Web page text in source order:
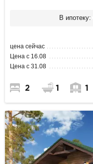
В ипотеку:
цена сейчас
Цена с 16.08
Цена с 31.08
2 1 1